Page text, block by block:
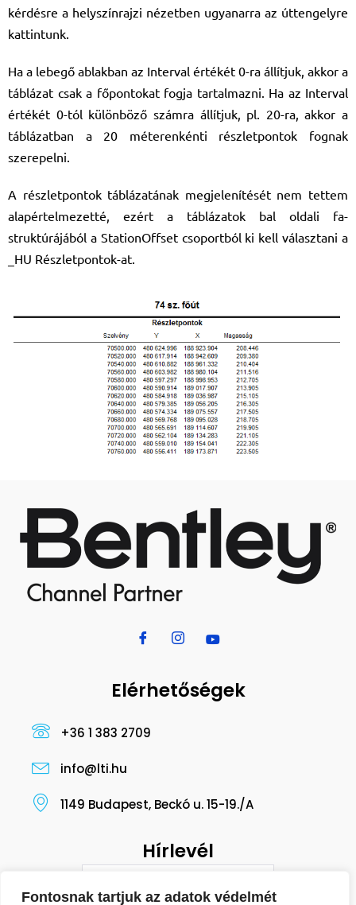
Fontosnak tartjuk az adatok védelmét
kérdésre a helyszínrajzi nézetben ugyanarra az úttengelyre
kattintunk.
Ha a lebegő ablakban az Interval értékét 0-ra állítjuk, akkor a
táblázat csak a főpontokat fogja tartalmazni. Ha az Interval
értékét 0-tól különböző számra állítjuk, pl. 20-ra, akkor a
táblázatban a 20 méterenkénti részletpontok fognak
szerepelni.
A részletpontok táblázatának megjelenítését nem tettem
alapértelmezetté, ezért a táblázatok bal oldali fa-
struktúrájából a StationOffset csoportból ki kell választani a
_HU Részletpontok-at.
Elérhetőségek
+36 1 383 2709
info@lti.hu
1149 Budapest, Beckó u. 15-19./A
Hírlevél